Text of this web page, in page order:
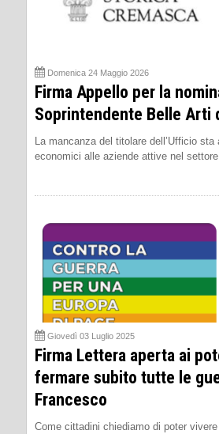
Domenica 24 Maggio 2026
Firma Appello per la
Soprintendente Belle Arti
La mancanza del titolare dell’Ufficio sta
economici alle aziende attive nel
Giovedì 03 Luglio 2025
Firma Lettera aperta ai
fermare subito tutte le
Francesco
Come cittadini chiediamo di poter